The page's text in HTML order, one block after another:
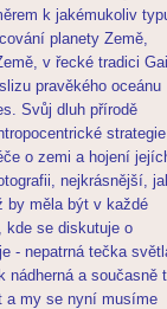
k jakémukoliv
planety Země,
v řecké tradici
pravěkého oceánu
Svůj dluh přírodě
strategie
o zemi a hojení
nejkrásnější,
by měla být v každé
se diskutuje o
- nepatrná tečka
nádherná a současně
a my se nyní musíme